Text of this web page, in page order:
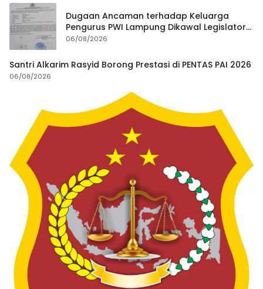
Dugaan Ancaman terhadap Keluarga
Pengurus PWI Lampung Dikawal Legislator
dan Jurnalis
06/08/2026
Santri Alkarim Rasyid Borong Prestasi di PENTAS PAI 2026
06/08/2026